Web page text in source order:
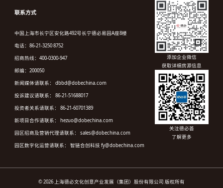
联系方式
中国上海市长宁区安化路492号长宁德必易园A座8楼
电话：86-21-3250 8752
招商热线：400-0300-947
邮编：200050
新闻媒体请联系： dbbd@dobechina.com
投诉建议请联系： 86-21-51688017
投资者关系请联系： 86-21-60701389
新项目合作请联系： hezuo@dobechina.com
园区招商及营销代理请联系： sales@dobechina.com
园区数字化运营请联系： 智链合创科技 fy@dobechina.com
添加企业微信
获取详细房源信息
关注德必荟
了解更多
© 2026 上海德必文化创意产业发展（集团）股份有限公司 版权所有